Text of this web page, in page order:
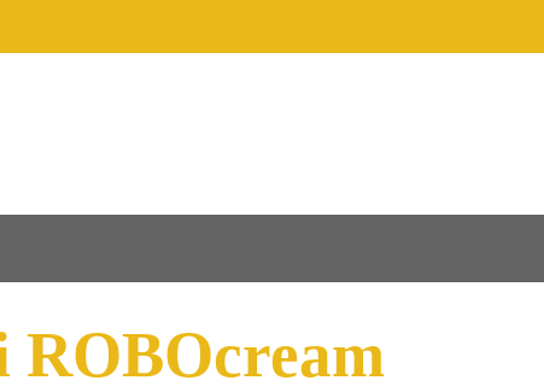
ROBOcream